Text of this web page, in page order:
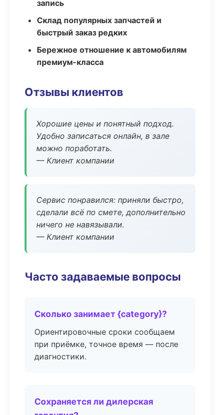
запись
Склад популярных запчастей и
быстрый заказ редких
Бережное отношение к автомобилям
премиум-класса
Отзывы клиентов
Хорошие цены и понятный подход.
Удобно записаться онлайн, в зале
можно поработать.
— Клиент компании
Сервис понравился: приняли быстро,
сделали всё по смете, дополнительно
ничего не навязывали.
— Клиент компании
Часто задаваемые вопросы
Сколько занимает {category}?
Ориентировочные сроки сообщаем
при приёмке, точное время — после
диагностики.
Сохраняется ли дилерская